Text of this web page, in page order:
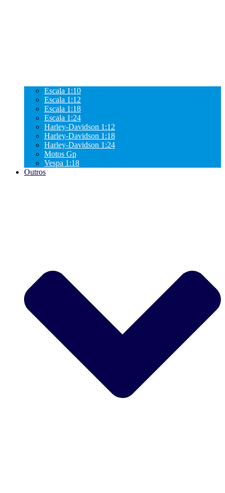
Escala 1:10
Escala 1:12
Escala 1:18
Escala 1:24
Harley-Davidson 1:12
Harley-Davidson 1:18
Harley-Davidson 1:24
Motos Gp
Vespa 1:18
Outros